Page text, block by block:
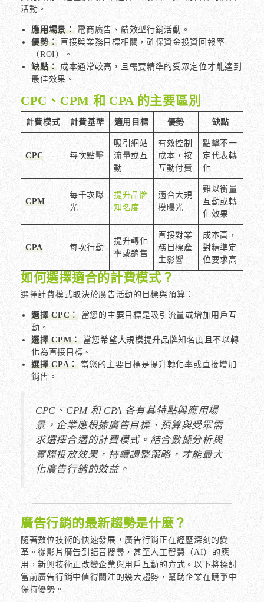
活動。
應用場景：電商廣告、績效型行銷活動。
優勢： 直接與業務目標相關，確保資金投資回報率
（ROI）。
缺點： 成本通常較高，且需要精準的受眾定位才能達到
最佳效果。
CPC、CPM 和 CPA 的主要區別
計費模式 計費基準 適用目標 優勢 缺點
CPC 每次點擊
吸引網站
流量或互
動
有效控制
成本，按
互動付費
點擊不一
定代表轉
化
CPM
每千次曝
光
提升品牌
知名度
適合大規
模曝光
難以衡量
互動或轉
化效果
CPA 每次行動
提升轉化
率或銷售
直接對業
務目標產
生影響
成本高，
對精準定
位要求高
如何選擇適合的計費模式？
選擇計費模式取決於廣告活動的目標與預算：
選擇 CPC： 當您的主要目標是吸引流量或增加用戶互
動。
選擇 CPM： 當您希望大規模提升品牌知名度且不以轉
化為直接目標。
選擇 CPA： 當您的主要目標是提升轉化率或直接增加
銷售。
CPC、CPM 和 CPA 各有其特點與應用場
景，企業應根據廣告目標、預算與受眾需
求選擇合適的計費模式。結合數據分析與
實際投放效果，持續調整策略，才能最大
化廣告行銷的效益。
廣告行銷的最新趨勢是什麼？
隨著數位技術的快速發展，廣告行銷正在經歷深刻的變
革。從影片廣告到語音搜尋，甚至人工智慧（AI）的應
用，新興技術正改變企業與用戶互動的方式。以下將探討
當前廣告行銷中值得關注的幾大趨勢，幫助企業在競爭中
保持優勢。